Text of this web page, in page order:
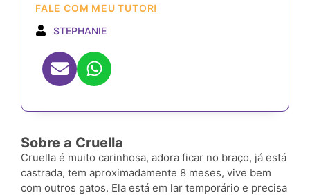
FALE COM MEU TUTOR!
STEPHANIE
Sobre a Cruella
Cruella é muito carinhosa, adora ficar no braço, já está
castrada, tem aproximadamente 8 meses, vive bem
com outros gatos. Ela está em lar temporário e precisa